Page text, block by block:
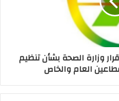
وزارة الصحة بشأن تنظيم
العام والخاص